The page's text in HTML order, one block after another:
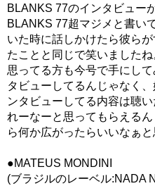
BLANKS 77のインタビュー
BLANKS 77超マジメと書い
いた時に話しかけたら彼ら
たことと同じで笑いました
思ってる方も今号で手にし
タビューしてるんじゃなく
ンタビューしてる内容は聴
れーなーと思ってもらえる
ら何か広がったらいいなぁ
●MATEUS MONDINI
(ブラジルのレーベル:NADA